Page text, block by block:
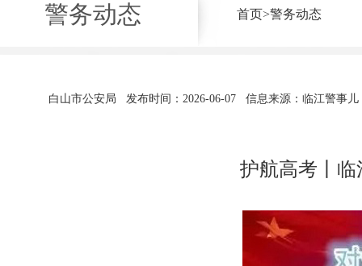
警务动态 首页>警务动态
白山市公安局 发布时间：2026-06-07 信息来源：临江警事儿
护航高考丨